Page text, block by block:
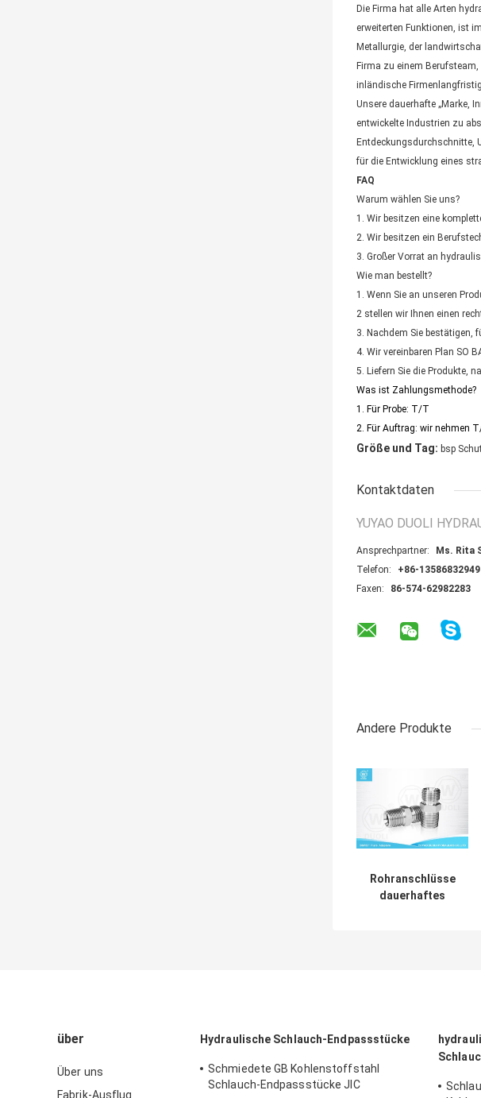
Die Firma hat alle Arten
erweiterten Funktionen, ist
Metallurgie, der
Firma zu einem
inländische
Unsere dauerhafte „Marke,
entwickelte Industrien zu
Entdeckungsdurchschnitte,
für die Entwicklung eines
FAQ
Warum wählen Sie uns?
1. Wir besitzen eine
2. Wir besitzen ein
3. Großer Vorrat an
Wie man bestellt?
1. Wenn Sie an unseren
2 stellen wir Ihnen einen
3. Nachdem Sie bestätigen,
4. Wir vereinbaren Plan SO
5. Liefern Sie die Produkte,
Was ist Zahlungsmethode?
1. Für Probe: T/T
2. Für Auftrag: wir nehmen
Größe und Tag: bsp
Kontaktdaten
YUYAO DUOLI
Ansprechpartner:
Ms. Rita
Telefon:
+86-13586832949
Faxen:
86-574-62982283
Andere Produkte
Rohranschlüsse
dauerhaftes
über
Über uns
Fabrik-Ausflug
Hydraulische Schlauch-Endpassstücke
Schmiedete GB Kohlenstoffstahl
Schlauch-Endpassstücke JIC